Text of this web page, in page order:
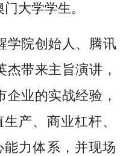
大学学生。
学院创始人、腾讯
带来主旨演讲，
企业的实战经验，
产、商业杠杆、
力体系，并现场